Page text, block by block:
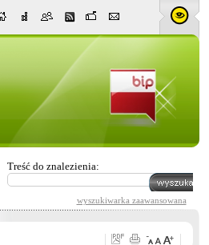
Treść do znalezienia:
wyszukiwarka zaawansowana